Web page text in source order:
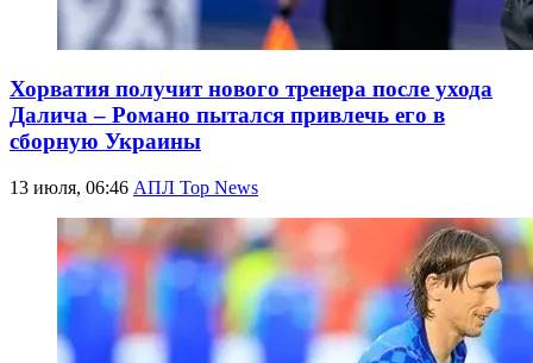
Хорватия получит нового тренера после ухода
Далича – Романо пытался привлечь его в
сборную Украины
13 июля, 06:46 АПЛ Top News